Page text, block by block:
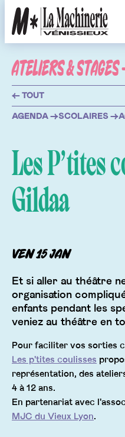
AGENDA
BILLETTERIE
INFOS
LA
L'ÉQUIPE
STUDIOS DE
ATELIERS &
← TOUT
AGENDA →SCOLAIRES →
Les P’tites
Gildaa
ven 15jan
Et si aller au théâtre
organisation
enfants pendant les
veniez au théâtre en
Pour faciliter vos sorties
Les p'tites coulisses
représentation, des
4 à 12 ans.
En partenariat avec
MJC du Vieux Lyon.